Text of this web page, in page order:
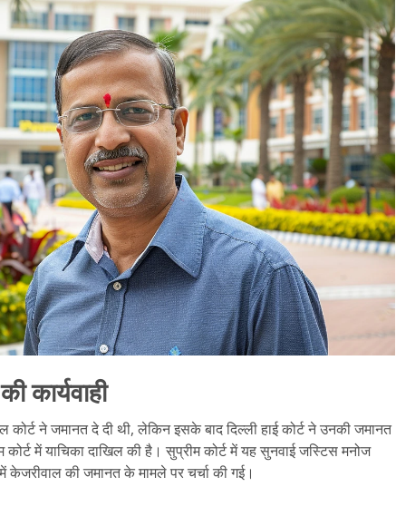
कार्यवाही
कोर्ट ने जमानत दे दी थी, लेकिन इसके बाद दिल्ली हाई कोर्ट ने उनकी जमानत
में याचिका दाखिल की है। सुप्रीम कोर्ट में यह सुनवाई जस्टिस मनोज
की जमानत के मामले पर चर्चा की गई।